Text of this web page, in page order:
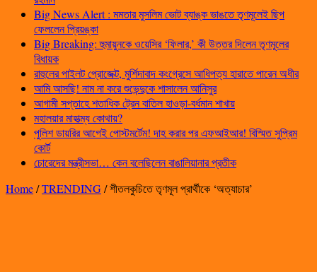
Big News Alert : মমতার মুসলিম ভোট ব্যাঙ্ক ভাঙতে তৃণমূলেই ছিপ
ফেললেন প্রিয়ঙ্কা
Big Breaking: হুমায়ুনকে ওয়েসির ‘ফিলার,’ কী উত্তর দিলেন তৃণমূলের
বিধায়ক
রাহুলের পাইলট প্রোজেক্ট, মুর্শিদাবাদ কংগ্রেসে আধিপত্য হারাতে পারেন অধীর
আমি আসছি! নাম না করে শুভেন্দুকে শাসালেন আনিসুর
আগামী সপ্তাহে শতাধিক ট্রেন বাতিল হাওড়া-বর্ধমান শাখায়
মহালয়ার মাহাত্ম্য কোথায়?
পুলিশ ডায়রির আগেই পোস্টমর্টেম! দাহ করার পর এফআইআর! বিস্মিত সুপ্রিম
কোর্ট
চোরেদের মন্ত্রীসভা… কেন বলেছিলেন বাঙালিয়ানার প্রতীক
Home/TRENDING/শীতলকুচিতে তৃণমূল প্রার্থীকে ‘অত্যাচার’